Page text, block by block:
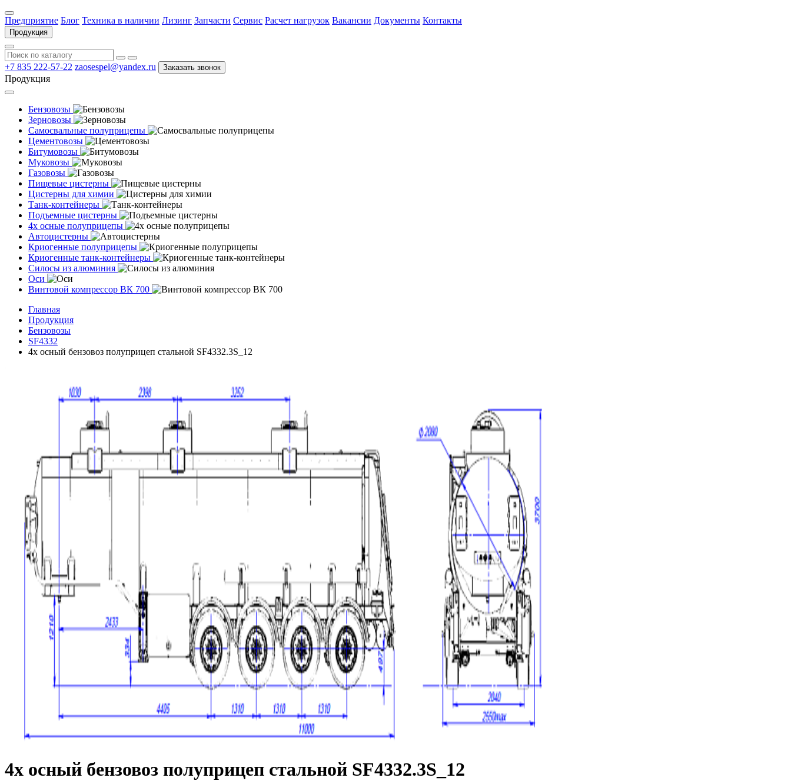
Предприятие Блог Техника в наличии Лизинг Запчасти Сервис Расчет нагрузок Вакансии Документы Контакты
Продукция
+7 835 222-57-22 zaosespel@yandex.ru Заказать звонок
Продукция
Бензовозы
Зерновозы
Самосвальные полуприцепы
Цементовозы
Битумовозы
Муковозы
Газовозы
Пищевые цистерны
Цистерны для химии
Танк-контейнеры
Подъемные цистерны
4х осные полуприцепы
Автоцистерны
Криогенные полуприцепы
Криогенные танк-контейнеры
Силосы из алюминия
Оси
Винтовой компрессор ВК 700
Главная
Продукция
Бензовозы
SF4332
4х осный бензовоз полуприцеп стальной SF4332.3S_12
4х осный бензовоз полуприцеп стальной SF4332.3S_12